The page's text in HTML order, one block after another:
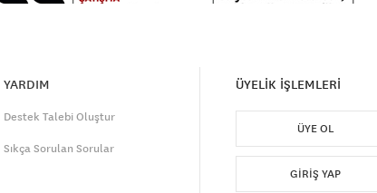
YARDIM
Destek Talebi Oluştur
Sıkça Sorulan Sorular
ÜYELİK İŞLEMLERİ
ÜYE OL
GIRIŞ YAP